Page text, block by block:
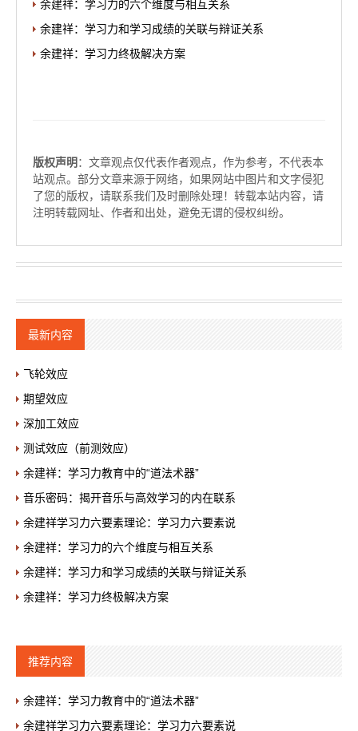
余建祥：学习力的六个维度与相互关系
余建祥：学习力和学习成绩的关联与辩证关系
余建祥：学习力终极解决方案
版权声明：文章观点仅代表作者观点，作为参考，不代表本
站观点。部分文章来源于网络，如果网站中图片和文字侵犯
了您的版权，请联系我们及时删除处理！转载本站内容，请
注明转载网址、作者和出处，避免无谓的侵权纠纷。
最新内容
飞轮效应
期望效应
深加工效应
测试效应（前测效应）
余建祥：学习力教育中的“道法术器”
音乐密码：揭开音乐与高效学习的内在联系
余建祥学习力六要素理论：学习力六要素说
余建祥：学习力的六个维度与相互关系
余建祥：学习力和学习成绩的关联与辩证关系
余建祥：学习力终极解决方案
推荐内容
余建祥：学习力教育中的“道法术器”
余建祥学习力六要素理论：学习力六要素说